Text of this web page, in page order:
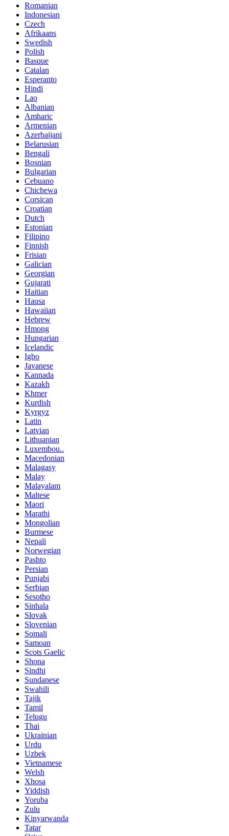
Romanian
Indonesian
Czech
Afrikaans
Swedish
Polish
Basque
Catalan
Esperanto
Hindi
Lao
Albanian
Amharic
Armenian
Azerbaijani
Belarusian
Bengali
Bosnian
Bulgarian
Cebuano
Chichewa
Corsican
Croatian
Dutch
Estonian
Filipino
Finnish
Frisian
Galician
Georgian
Gujarati
Haitian
Hausa
Hawaiian
Hebrew
Hmong
Hungarian
Icelandic
Igbo
Javanese
Kannada
Kazakh
Khmer
Kurdish
Kyrgyz
Latin
Latvian
Lithuanian
Luxembou..
Macedonian
Malagasy
Malay
Malayalam
Maltese
Maori
Marathi
Mongolian
Burmese
Nepali
Norwegian
Pashto
Persian
Punjabi
Serbian
Sesotho
Sinhala
Slovak
Slovenian
Somali
Samoan
Scots Gaelic
Shona
Sindhi
Sundanese
Swahili
Tajik
Tamil
Telugu
Thai
Ukrainian
Urdu
Uzbek
Vietnamese
Welsh
Xhosa
Yiddish
Yoruba
Zulu
Kinyarwanda
Tatar